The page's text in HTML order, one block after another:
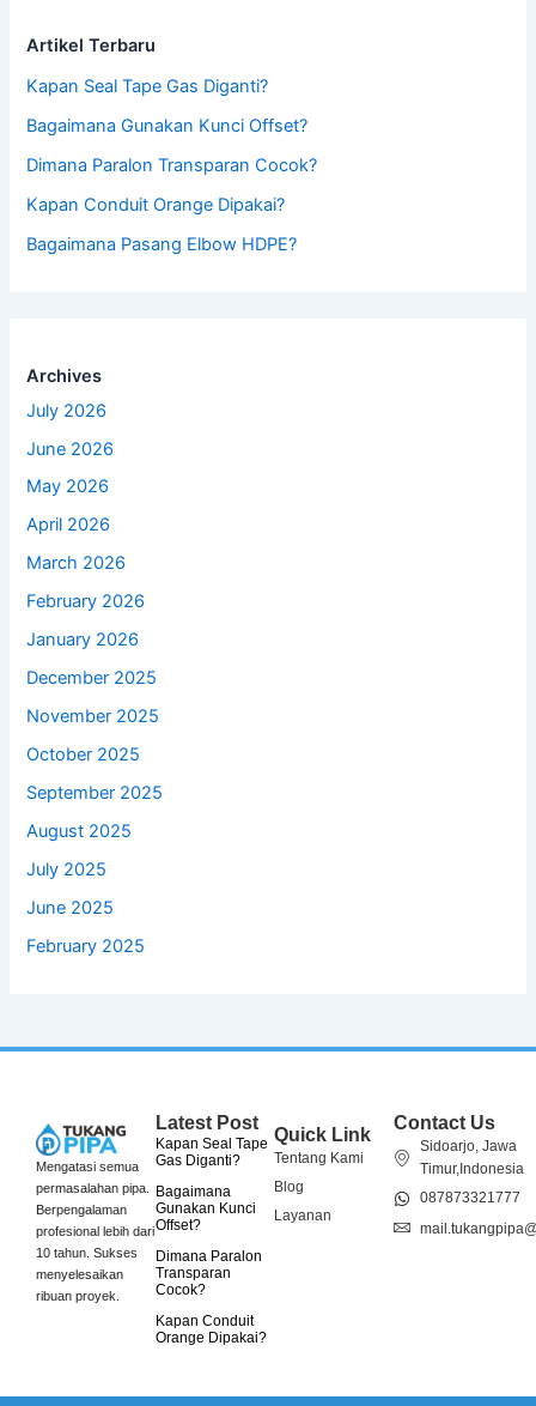
Artikel Terbaru
Kapan Seal Tape Gas Diganti?
Bagaimana Gunakan Kunci Offset?
Dimana Paralon Transparan Cocok?
Kapan Conduit Orange Dipakai?
Bagaimana Pasang Elbow HDPE?
Archives
July 2026
June 2026
May 2026
April 2026
March 2026
February 2026
January 2026
December 2025
November 2025
October 2025
September 2025
August 2025
July 2025
June 2025
February 2025
Mengatasi semua
permasalahan pipa.
Berpengalaman
profesional lebih dari
10 tahun. Sukses
menyelesaikan
ribuan proyek.
Latest Post
Kapan Seal Tape
Gas Diganti?
Bagaimana
Gunakan Kunci
Offset?
Dimana Paralon
Transparan
Cocok?
Kapan Conduit
Orange Dipakai?
Quick Link
Tentang Kami
Blog
Layanan
Contact Us
Sidoarjo, Jawa
Timur,Indonesia
087873321777